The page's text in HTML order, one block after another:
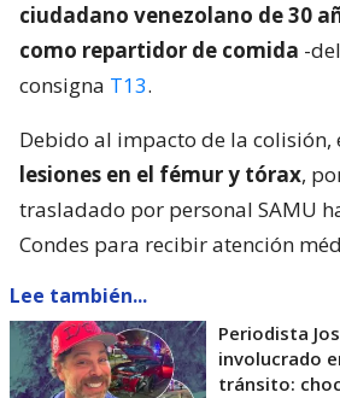
ciudadano venezolano de 30
como repartidor de comida -
consigna T13.
Debido al impacto de la colisión,
lesiones en el fémur y tórax,
trasladado por personal SAMU
Condes para recibir atención
Lee también...
Periodista
involucrado
tránsito: